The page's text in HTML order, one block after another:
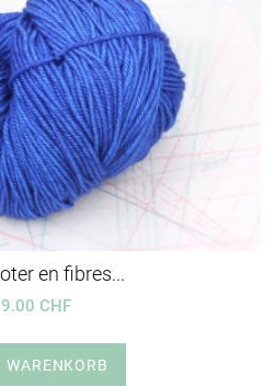
en fibres...
CHF
WARENKORB